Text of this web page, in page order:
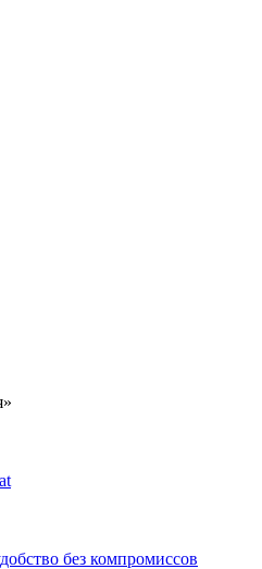
без компромиссов